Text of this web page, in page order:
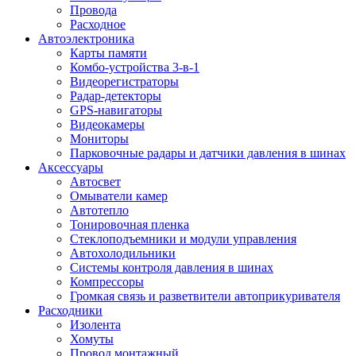
Провода
Расходное
Автоэлектроника
Карты памяти
Комбо-устройства 3-в-1
Видеорегистраторы
Радар-детекторы
GPS-навигаторы
Видеокамеры
Мониторы
Парковочные радары и датчики давления в шинах
Аксессуары
Автосвет
Омыватели камер
Автотепло
Тонировочная пленка
Стеклоподъемники и модули управления
Автохолодильники
Системы контроля давления в шинах
Компрессоры
Громкая связь и разветвители автоприкуривателя
Расходники
Изолента
Хомуты
Провод монтажный